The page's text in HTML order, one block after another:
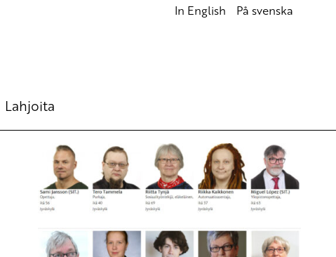
In English På svenska
Lahjoita